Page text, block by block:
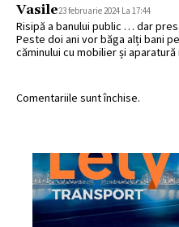
Vasile23 februarie 2024 La 17:44
Risipă a banului public … dar
Peste doi ani vor băga alți bani
căminului cu mobilier și aparatură
Comentariile sunt închise.